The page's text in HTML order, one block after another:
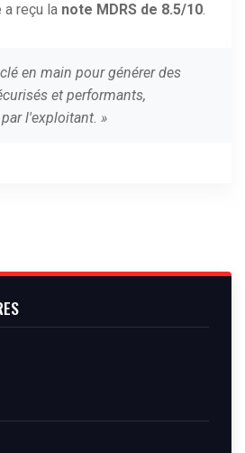
a reçu la note MDRS de 8.5/10.
en main pour générer des
et performants,
l'exploitant. »